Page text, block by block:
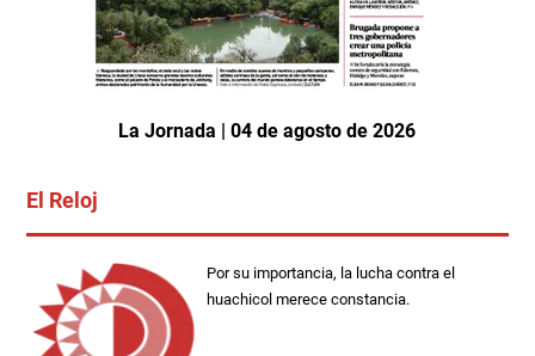
La Jornada | 04 de agosto de 2026
El Reloj
Por su importancia, la lucha contra el
huachicol merece constancia.